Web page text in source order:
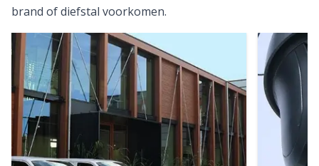
brand of diefstal voorkomen.